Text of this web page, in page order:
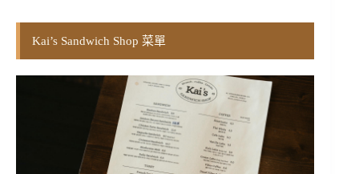
Kai’s Sandwich Shop 菜單